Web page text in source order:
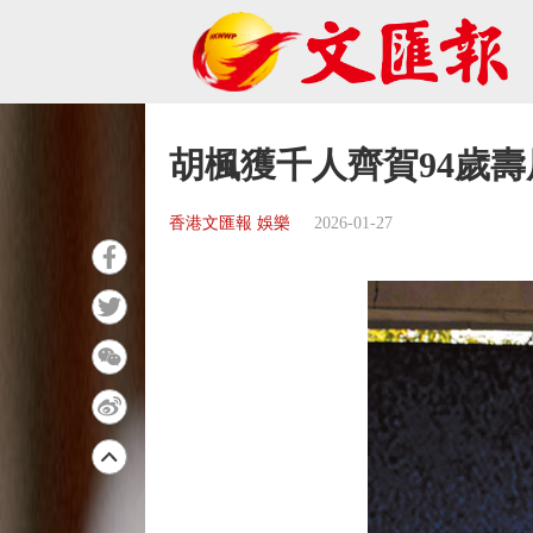
胡楓獲千人齊賀94歲
香港文匯報 娛樂 2026-01-27